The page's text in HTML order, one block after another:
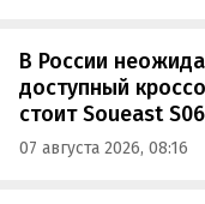
В России
доступный
стоит Soueast
07 августа 2026, 08:16